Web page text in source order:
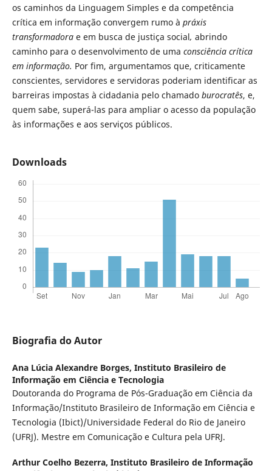
os caminhos da Linguagem Simples e da competência
crítica em informação convergem rumo à práxis
transformadora e em busca de justiça social, abrindo
caminho para o desenvolvimento de uma consciência crítica
em informação. Por fim, argumentamos que, criticamente
conscientes, servidores e servidoras poderiam identificar as
barreiras impostas à cidadania pelo chamado burocratês, e,
quem sabe, superá-las para ampliar o acesso da população
às informações e aos serviços públicos.
Downloads
Biografia do Autor
Ana Lúcia Alexandre Borges, Instituto Brasileiro de
Informação em Ciência e Tecnologia
Doutoranda do Programa de Pós-Graduação em Ciência da
Informação/Instituto Brasileiro de Informação em Ciência e
Tecnologia (Ibict)/Universidade Federal do Rio de Janeiro
(UFRJ). Mestre em Comunicação e Cultura pela UFRJ.
Arthur Coelho Bezerra, Instituto Brasileiro de Informação